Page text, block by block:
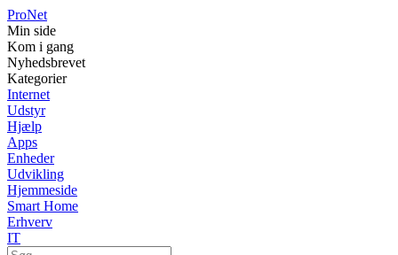
ProNet
Min side
Kom i gang
Nyhedsbrevet
Kategorier
Internet
Udstyr
Hjælp
Apps
Enheder
Udvikling
Hjemmeside
Smart Home
Erhverv
IT